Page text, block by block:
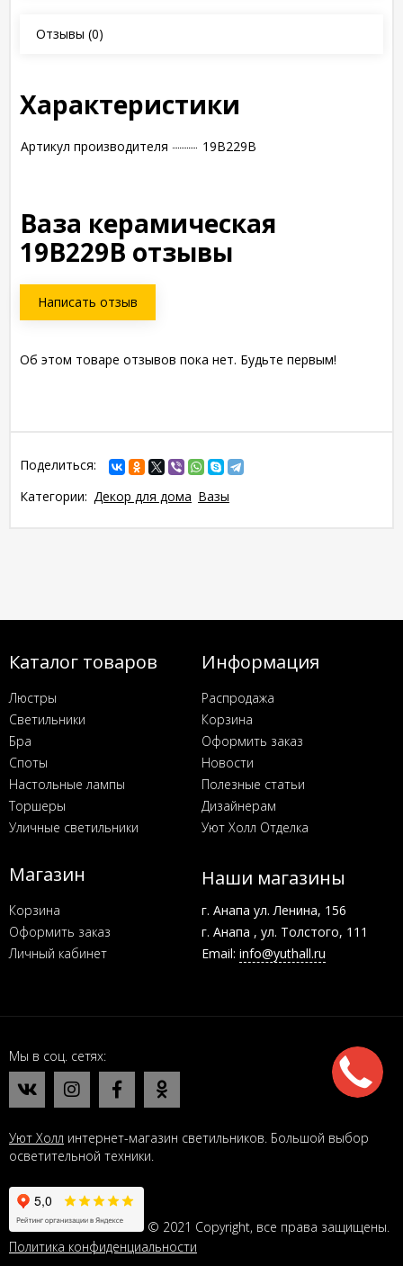
Отзывы (0)
Характеристики
Артикул производителя 19B229B
Ваза керамическая
19B229B отзывы
Написать отзыв
Об этом товаре отзывов пока нет. Будьте первым!
Поделиться:
Категории: Декор для дома Вазы
Каталог товаров
Люстры
Светильники
Бра
Споты
Настольные лампы
Торшеры
Уличные светильники
Информация
Распродажа
Корзина
Оформить заказ
Новости
Полезные статьи
Дизайнерам
Уют Холл Отделка
Магазин
Корзина
Оформить заказ
Личный кабинет
Наши магазины
г. Анапа ул. Ленина, 156
г. Анапа , ул. Толстого, 111
Email: info@yuthall.ru
Мы в соц. сетях
Уют Холл интернет-магазин светильников. Большой выбор
осветительной техники.
© 2021 Copyright, все права защищены.
Политика конфиденциальности